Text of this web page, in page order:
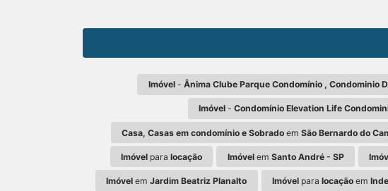
Imóvel- Ânima Clube Parque Condomínio , Condominio
Imóvel -Condomínio Elevation Life
Casa, Casas em condomínio e Sobradoem São Bernardo do
Imóvel paralocação Imóvelem Santo André - SP
Imóvel emJardim Beatriz Planalto Imóvelpara locaçãoem